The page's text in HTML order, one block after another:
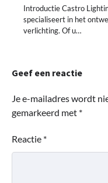
Introductie Castro
specialiseert in het
verlichting. Of u…
Geef een reactie
Je e-mailadres wordt
gemarkeerd met *
Reactie *